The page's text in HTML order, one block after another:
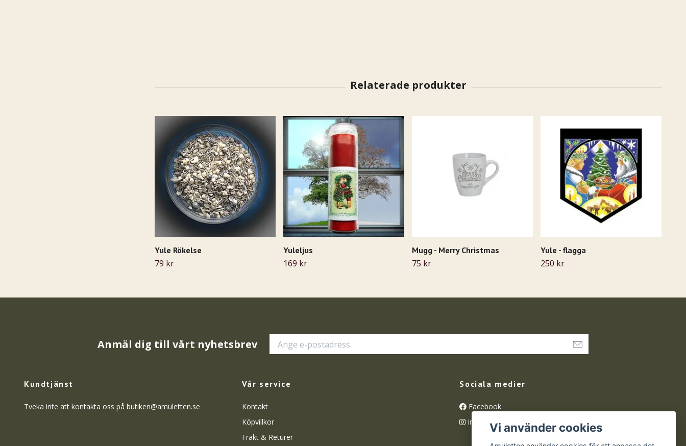
Yule Rökelse
79 kr
Yuleljus
169 kr
Mugg - Merry Christmas
75 kr
Yule - flagga
250 kr
Anmäl dig till vårt nyhetsbrev
Kundtjänst
Tveka inte att kontakta oss på butiken@amuletten.se
Vår service
Kontakt
Köpvillkor
Frakt & Returer
Sociala medier
Facebook
InstagramVi använder cookies